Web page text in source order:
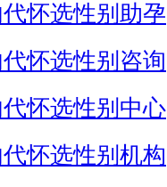
代怀选性别助孕
代怀选性别咨询
代怀选性别中心
代怀选性别机构